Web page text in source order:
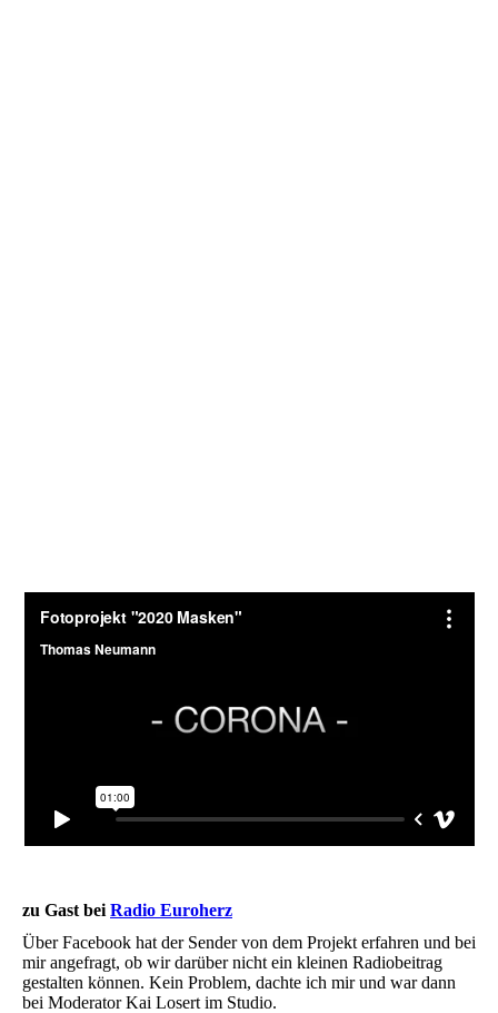
zu Gast bei Radio Euroherz
Über Facebook hat der Sender von dem Projekt erfahren und bei
mir angefragt, ob wir darüber nicht ein kleinen Radiobeitrag
gestalten können. Kein Problem, dachte ich mir und war dann
bei Moderator Kai Losert im Studio.